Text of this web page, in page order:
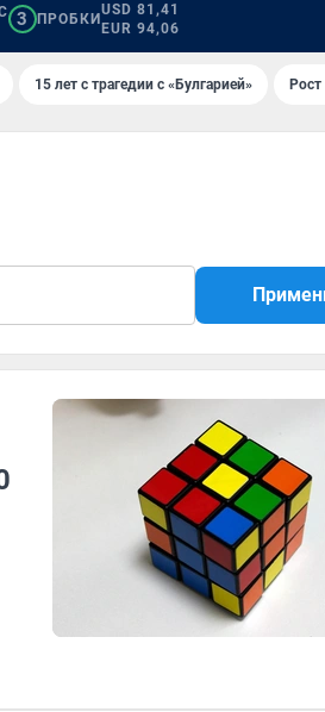
3 ПРОБКИ
USD 81,41
EUR 94,06
15 лет с трагедии с «Булгарией»